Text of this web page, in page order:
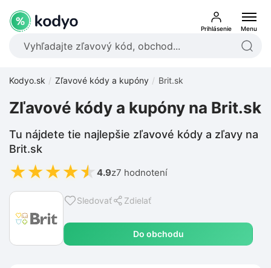
Prihlásenie Menu
Kodyo.sk Zľavové kódy a kupóny Brit.sk
Sledovať Zdielať
Do obchodu
Zľavové kódy a kupóny na Brit.sk
Tu nájdete tie najlepšie zľavové kódy a zľavy na
Brit.sk
★★★★★ 4.9z7 hodnotení